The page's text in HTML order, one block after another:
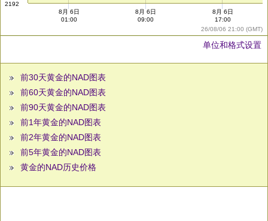
26/08/06 21:00 (GMT)
2192
8月 6日
01:00
8月 6日
09:00
8月 6日
17:00
单位和格式设置
前30天黄金的NAD图表
前60天黄金的NAD图表
前90天黄金的NAD图表
前1年黄金的NAD图表
前2年黄金的NAD图表
前5年黄金的NAD图表
黄金的NAD历史价格